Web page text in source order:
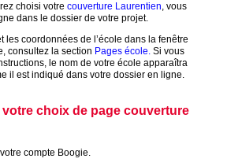
choisi votre couverture Laurentien, vous
dans le dossier de votre projet.
les coordonnées de l’école dans la fenêtre
consultez la section Pages école.Si vous
le nom de votre école apparaîtra
il est indiqué dans votre dossier en ligne.
choix de page couverture
compte Boogie.